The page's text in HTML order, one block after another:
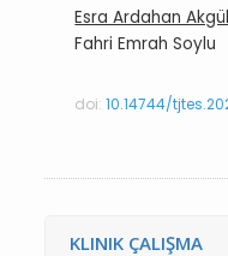
Esra Ardahan
Fahri Emrah Soylu
doi:10.14744/
KLINIK ÇALIŞMA